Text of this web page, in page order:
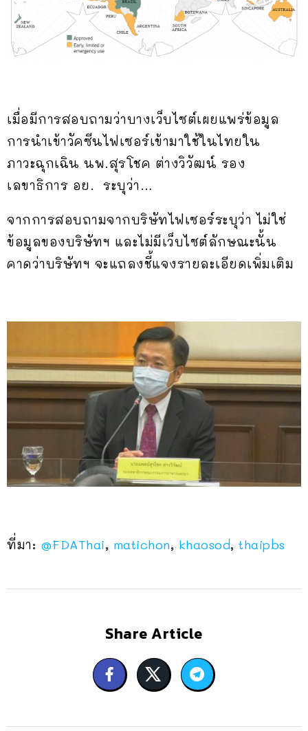
เมื่อมีการสอบถามว่าบางเว็บไซต์เผยแพร่ข้อมูล
การนำเข้าวัคซีนไฟเซอร์เข้ามาใช้ในไทยใน
ภาวะฉุกเฉิน นพ.สุรโชค ต่างวิวัฒน์ รอง
เลขาธิการ อย. ระบุว่า…
จากการสอบถามจากบริษัทไฟเซอร์ระบุว่า ไม่ใช่
ข้อมูลของบริษัทฯ และไม่มีเว็บไซต์ลักษณะนั้น
คาดว่าบริษัทฯ จะแถลงชี้แจงรายละเอียดเพิ่มเติม
ที่มา: @FDAThai, matichon, khaosod, thaipbs
Share Article